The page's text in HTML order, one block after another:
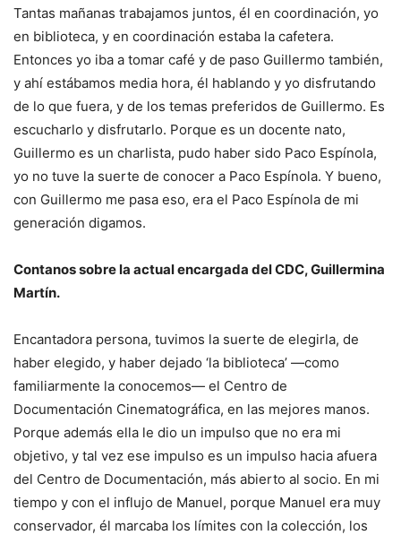
Tantas mañanas trabajamos juntos, él en coordinación, yo
en biblioteca, y en coordinación estaba la cafetera.
Entonces yo iba a tomar café y de paso Guillermo también,
y ahí estábamos media hora, él hablando y yo disfrutando
de lo que fuera, y de los temas preferidos de Guillermo. Es
escucharlo y disfrutarlo. Porque es un docente nato,
Guillermo es un charlista, pudo haber sido Paco Espínola,
yo no tuve la suerte de conocer a Paco Espínola. Y bueno,
con Guillermo me pasa eso, era el Paco Espínola de mi
generación digamos.
Contanos sobre la actual encargada del CDC, Guillermina
Martín.
Encantadora persona, tuvimos la suerte de elegirla, de
haber elegido, y haber dejado ‘la biblioteca’ —como
familiarmente la conocemos— el Centro de
Documentación Cinematográfica, en las mejores manos.
Porque además ella le dio un impulso que no era mi
objetivo, y tal vez ese impulso es un impulso hacia afuera
del Centro de Documentación, más abierto al socio. En mi
tiempo y con el influjo de Manuel, porque Manuel era muy
conservador, él marcaba los límites con la colección, los